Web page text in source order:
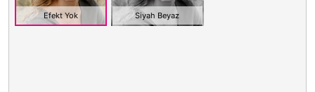
Efekt Yok Siyah Beyaz